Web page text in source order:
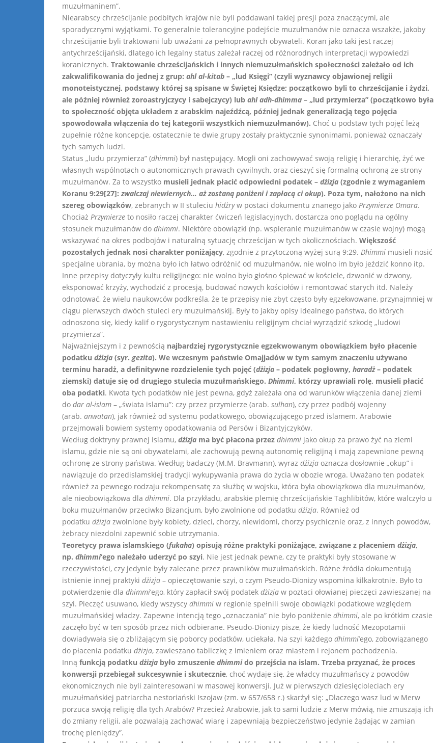
muzułmaninem”.
Niearabscy chrześcijanie podbitych krajów nie byli poddawani takiej presji poza znaczącymi, ale
sporadycznymi wyjątkami. To generalnie tolerancyjne podejście muzułmanów nie oznacza wszakże, jakoby
chrześcijanie byli traktowani lub uważani za pełnoprawnych obywateli. Koran jako taki jest raczej
antychrześcijański, dlatego ich legalny status zależał raczej od różnorodnych interpretacji wypowiedzi
koranicznych. Traktowanie chrześcijańskich i innych niemuzułmańskich społeczności zależało od ich
zakwalifikowania do jednej z grup: ahl al-kitab – „lud Księgi” (czyli wyznawcy objawionej religii
monoteistycznej, podstawy której są spisane w Świętej Księdze; początkowo byli to chrześcijanie i żydzi,
ale później również zoroastryjczycy i sabejczycy) lub ahl adh-dhimma – „lud przymierza” (początkowo była
to społeczność objęta układem z arabskim najeźdźcą, później jednak generalizacją tego pojęcia
spowodowała włączenia do tej kategorii wszystkich niemuzułmanów). Choć u podstaw tych pojęć leżą
zupełnie różne koncepcje, ostatecznie te dwie grupy zostały praktycznie synonimami, ponieważ oznaczały
tych samych ludzi.
Status „ludu przymierza” (dhimmi) był następujący. Mogli oni zachowywać swoją religię i hierarchię, żyć we
własnych wspólnotach o autonomicznych prawach cywilnych, oraz cieszyć się formalną ochroną ze strony
muzułmanów. Za to wszystko musieli jednak płacić odpowiedni podatek – dżizja (zgodnie z wymaganiem
Koranu 9:29[27]:zwalczaj niewiernych… aż zostaną poniżeni i zapłacą ci okup). Poza tym, nałożono na nich
szereg obowiązków, zebranych w II stuleciu hidżryw postaci dokumentu znanego jako Przymierze Omara.
Chociaż Przymierze to nosiło raczej charakter ćwiczeń legislacyjnych, dostarcza ono poglądu na ogólny
stosunek muzułmanów do dhimmi. Niektóre obowiązki (np. wspieranie muzułmanów w czasie wojny) mogą
wskazywać na okres podbojów i naturalną sytuację chrześcijan w tych okolicznościach. Większość
pozostałych jednak nosi charakter poniżający, zgodnie z przytoczoną wyżej surą 9:29. Dhimmi musieli nosić
specjalne ubrania, by można było ich łatwo odróżnić od muzułmanów, nie wolno im było jeździć konno itp.
Inne przepisy dotyczyły kultu religijnego: nie wolno było głośno śpiewać w kościele, dzwonić w dzwony,
eksponować krzyży, wychodzić z procesją, budować nowych kościołów i remontować starych itd. Należy
odnotować, że wielu naukowców podkreśla, że te przepisy nie zbyt często były egzekwowane, przynajmniej w
ciągu pierwszych dwóch stuleci ery muzułmańskij. Były to jakby opisy idealnego państwa, do których
odnoszono się, kiedy kalif o rygorystycznym nastawieniu religijnym chciał wyrządzić szkodę „ludowi
przymierza”.
Najważniejszym i z pewnością najbardziej rygorystycznie egzekwowanym obowiązkiem było płacenie
podatku dżizja (syr. gezita). We wczesnym państwie Omajjadów w tym samym znaczeniu używano
terminu haradż, a definitywne rozdzielenie tych pojęć (dżizja – podatek pogłowny, haradż– podatek
ziemski) datuje się od drugiego stulecia muzułmańskiego. Dhimmi, którzy uprawiali rolę, musieli płacić
oba podatki. Kwota tych podatków nie jest pewna, gdyż zależała ona od warunków włączenia danej ziemi
do dar al-islam – „świata islamu”: czy przez przymierze (arab. sulhan), czy przez podbój wojenny
(arab. anwatan), jak również od systemu podatkowego, obowiązującego przed islamem. Arabowie
przejmowali bowiem systemy opodatkowania od Persów i Bizantyjczyków.
Według doktryny prawnej islamu, dżizja ma być płacona przez dhimmi jako okup za prawo żyć na ziemi
islamu, gdzie nie są oni obywatelami, ale zachowują pewną autonomię religijną i mają zapewnione pewną
ochronę ze strony państwa. Według badaczy (M.M. Bravmann), wyraz dżizja oznacza dosłownie „okup” i
nawiązuje do przedislamskiej tradycji wykupywania prawa do życia w obozie wroga. Uważano ten podatek
również za pewnego rodzaju rekompensatę za służbę w wojsku, która była obowiązkowa dla muzułmanów,
ale nieobowiązkowa dla dhimmi. Dla przykładu, arabskie plemię chrześcijańskie Taghlibitów, które walczyło u
boku muzułmanów przeciwko Bizancjum, było zwolnione od podatku dżizja. Również od
podatku dżizja zwolnione były kobiety, dzieci, chorzy, niewidomi, chorzy psychicznie oraz, z innych powodów,
żebracy niezdolni zapewnić sobie utrzymania.
Teoretycy prawa islamskiego (fukaha) opisują różne praktyki poniżające, związane z płaceniem dżizja,
np. dhimmi’ego należało uderzyć po szyi. Nie jest jednak pewne, czy te praktyki były stosowane w
rzeczywistości, czy jedynie były zalecane przez prawników muzułmańskich. Różne źródła dokumentują
istnienie innej praktyki dżizja – opieczętowanie szyi, o czym Pseudo-Dionizy wspomina kilkakrotnie. Było to
potwierdzenie dla dhimmi’ego, który zapłacił swój podatek dżizja w poztaci ołowianej pieczęci zawieszanej na
szyi. Pieczęć usuwano, kiedy wszyscy dhimmi w regionie spełnili swoje obowiązki podatkowe względem
muzułmańskiej władzy. Zapewne intencją tego „oznaczania” nie było poniżenie dhimmi, ale po krótkim czasie
zaczęło być w ten sposób przez nich odbierane. Pseudo-Dionizy pisze, że kiedy ludność Mezopotamii
dowiadywała się o zbliżającym się poborcy podatków, uciekała. Na szyi każdego dhimmi’ego, zobowiązanego
do płacenia podatku dżizja, zawieszano tabliczkę z imieniem oraz miastem i rejonem pochodzenia.
Inną funkcją podatku dżizja było zmuszenie dhimmido przejścia na islam. Trzeba przyznać, że proces
konwersji przebiegał sukcesywnie i skutecznie, choć wydaje się, że władcy muzułmańscy z powodów
ekonomicznych nie byli zainteresowani w masowej konwersji. Już w pierwszych dziesięcioleciach ery
muzułmańskiej patriarcha nestoriański Iszojaw (zm. w 657/658 r.) skarżył się: „Dlaczego wasz lud w Merw
porzuca swoją religię dla tych Arabów? Przecież Arabowie, jak to sami ludzie z Merw mówią, nie zmuszają ich
do zmiany religii, ale pozwalają zachować wiarę i zapewniają bezpieczeństwo jedynie żądając w zamian
trochę pieniędzy”.